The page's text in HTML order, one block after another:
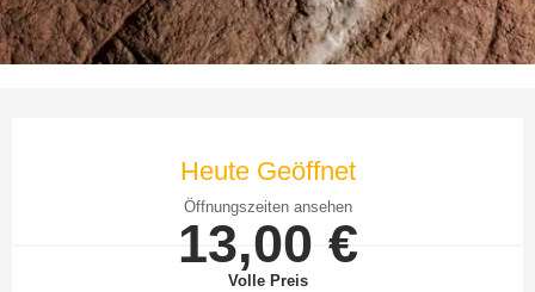
Heute Geöffnet
Öffnungszeiten ansehen
13,00 €
Volle Preis